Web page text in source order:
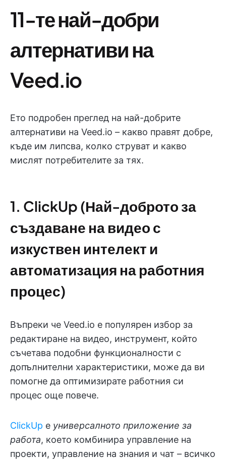
11-те най-добри
алтернативи на
Veed.io
Ето подробен преглед на най-добрите
алтернативи на Veed.io – какво правят добре,
къде им липсва, колко струват и какво
мислят потребителите за тях.
1. ClickUp (Най-доброто за
създаване на видео с
изкуствен интелект и
автоматизация на работния
процес)
Въпреки че Veed.io е популярен избор за
редактиране на видео, инструмент, който
съчетава подобни функционалности с
допълнителни характеристики, може да ви
помогне да оптимизирате работния си
процес още повече.
ClickUp е универсалното приложение за
работа, което комбинира управление на
проекти, управление на знания и чат – всичко